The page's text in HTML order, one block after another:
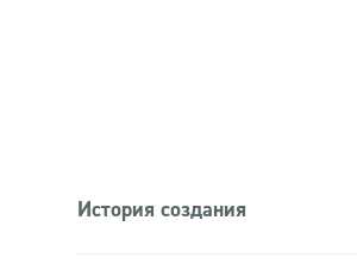
История создания